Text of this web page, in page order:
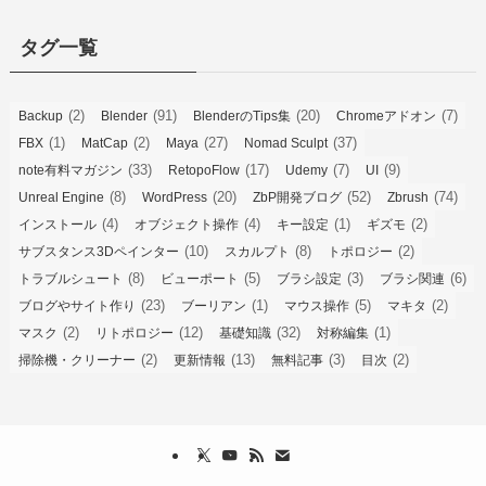
タグ一覧
Backup (2) Blender (91) BlenderのTips集 (20) Chromeアドオン (7)
FBX (1) MatCap (2) Maya (27) Nomad Sculpt (37)
note有料マガジン (33) RetopoFlow (17) Udemy (7) UI (9)
Unreal Engine (8) WordPress (20) ZbP開発ブログ (52) Zbrush (74)
インストール (4) オブジェクト操作 (4) キー設定 (1) ギズモ (2)
サブスタンス3Dペインター (10) スカルプト (8) トポロジー (2)
トラブルシュート (8) ビューポート (5) ブラシ設定 (3) ブラシ関連 (6)
ブログやサイト作り (23) ブーリアン (1) マウス操作 (5) マキタ (2)
マスク (2) リトポロジー (12) 基礎知識 (32) 対称編集 (1)
掃除機・クリーナー (2) 更新情報 (13) 無料記事 (3) 目次 (2)